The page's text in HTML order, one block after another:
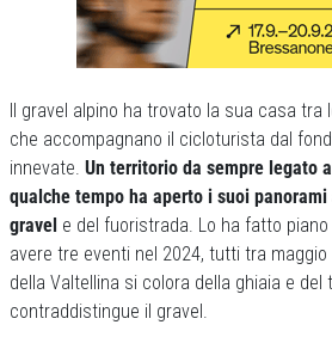
Il gravel alpino ha trovato la sua casa tra
che accompagnano il cicloturista dal
innevate. Un territorio da sempre legato
qualche tempo ha aperto i suoi
gravel e del fuoristrada. Lo ha fatto
avere tre eventi nel 2024, tutti tra
della Valtellina si colora della ghiaia e
contraddistingue il gravel.